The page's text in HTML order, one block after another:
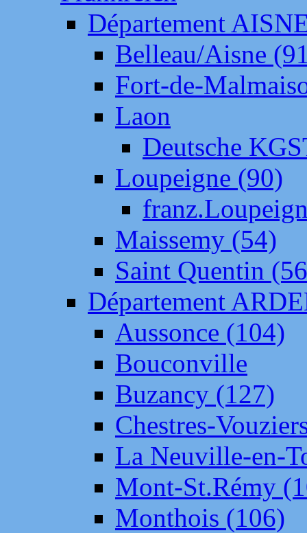
Département
Belleau/Aisne
Fort-de-
Laon
Deutsche
Loupeigne (90)
Maissemy (54)
Saint Quentin
Département
Aussonce (104)
Bouconville
Buzancy (127)
Chestres-
La Neuville-en-
Mont-St.Rémy
Monthois (106)